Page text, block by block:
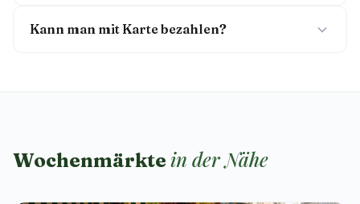
Kann man mit Karte bezahlen?
Wochenmärkte in der Nähe